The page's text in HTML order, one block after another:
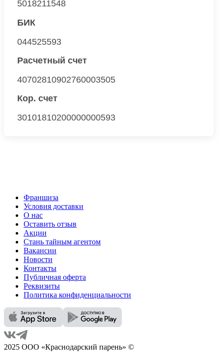
5018211548
БИК
044525593
Расчетный счет
40702810902760003505
Кор. счет
30101810200000000593
Франшиза
Условия доставки
О нас
Оставить отзыв
Акции
Стань тайным агентом
Вакансии
Новости
Контакты
Публичная оферта
Реквизиты
Политика конфиденциальности
2025 ООО «Краснодарский парень» ©